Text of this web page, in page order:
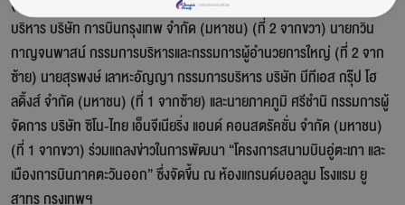
บริหาร บริษัท การบินกรุงเทพ จำกัด (มหาชน) (ที่ 2 จากขวา) นายกวิน
กาญจนพาสน์ กรรมการบริหารและกรรมการผู้อำนวยการใหญ่ (ที่ 2 จาก
ซ้าย) นายสุรพงษ์ เลาหะอัญญา กรรมการบริหาร บริษัท บีทีเอส กรุ๊ป โฮ
ลดิ้งส์ จำกัด (มหาชน) (ที่ 1 จากซ้าย) และนายภาคภูมิ ศรีชำนิ กรรมการผู้
จัดการ บริษัท ซิโน-ไทย เอ็นจีเนียริ่ง แอนด์ คอนสตรัคชั่น จำกัด (มหาชน)
(ที่ 1 จากขวา) ร่วมแถลงข่าวในการพัฒนา “โครงการสนามบินอู่ตะเภา และ
เมืองการบินภาคตะวันออก” ซึ่งจัดขึ้น ณ ห้องแกรนด์บอลลูม โรงแรม ยู
สาทร กรุงเทพฯ